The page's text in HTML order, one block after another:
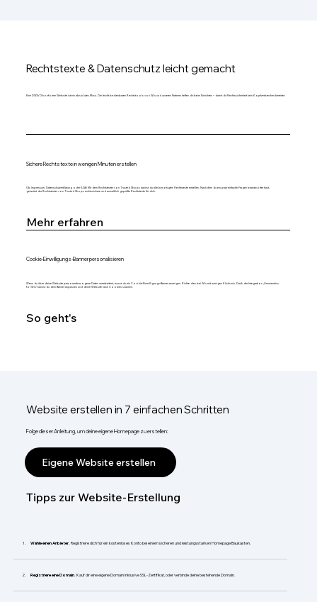
Rechtstexte & Datenschutz leicht gemacht
Eine DSGVO-konforme Website ist ein absolutes Muss. Die leicht bedienbaren Rechtstools von Wix und unseren Partnern helfen dir beim Einrichten – damit dir Rechtssicherheit kein Kopfzerbrechen bereitet.
Sichere Rechtstexte in wenigen Minuten erstellen
Ob Impressum, Datenschutzerklärung oder AGB: Mit dem Rechtstexter von Trusted Shops kannst du alle benötigten Rechtstexte erstellen. Nachdem du ein paar einfache Fragen beantwortet hast,
generiert der Rechtstexter von Trusted Shops rechtssichere und anwaltlich geprüfte Rechtstexte für dich.
Mehr erfahren
Cookie-Einwilligungs-Banner personalisieren
Wenn du über deine Website personenbezogene Daten verarbeitest, musst du ein Cookie-Einwilligungs-Banner anzeigen. Richte dies bei Wix mit wenigen Klicks ein. Dank der Integration „Usercentrics
for Wix“ kannst du dein Banner anpassen und deine Website nach Cookies scannen.
So geht's
Website erstellen in 7 einfachen Schritten
Folge dieser Anleitung, um deine eigene Homepage zu erstellen:
Eigene Website erstellen
Tipps zur Website-Erstellung
Wähle einen Anbieter. Registriere dich für ein kostenloses Konto bei einem sicheren und leistungsstarken Homepage Baukasten.
Registriere eine Domain. Kauf dir eine eigene Domain inklusive SSL-Zertifikat, oder verbinde deine bestehende Domain.